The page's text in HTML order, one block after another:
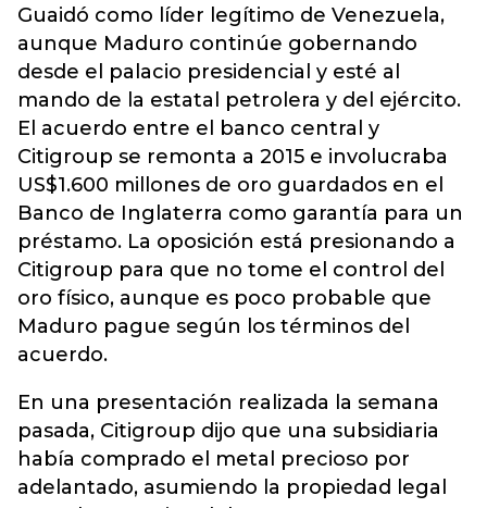
Guaidó como líder legítimo de Venezuela,
aunque Maduro continúe gobernando
desde el palacio presidencial y esté al
mando de la estatal petrolera y del ejército.
El acuerdo entre el banco central y
Citigroup se remonta a 2015 e involucraba
US$1.600 millones de oro guardados en el
Banco de Inglaterra como garantía para un
préstamo. La oposición está presionando a
Citigroup para que no tome el control del
oro físico, aunque es poco probable que
Maduro pague según los términos del
acuerdo.
En una presentación realizada la semana
pasada, Citigroup dijo que una subsidiaria
había comprado el metal precioso por
adelantado, asumiendo la propiedad legal